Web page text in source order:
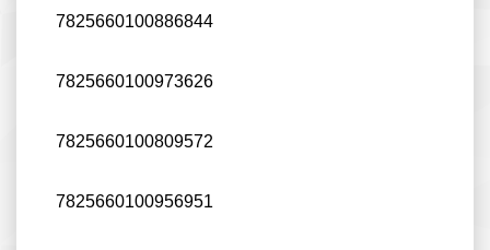
7825660100886844
7825660100973626
7825660100809572
7825660100956951